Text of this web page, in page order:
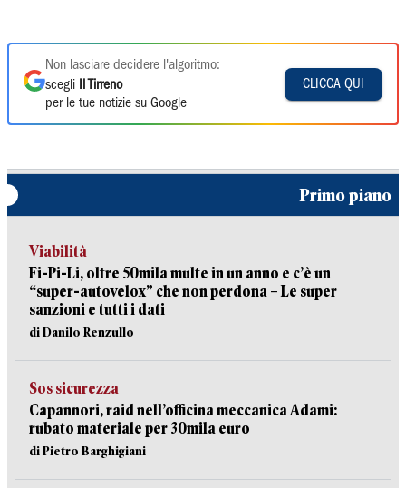
Non lasciare decidere l'algoritmo:
scegli
Il Tirreno
per le tue notizie su Google
CLICCA QUI
Primo piano
Viabilità
Fi-Pi-Li, oltre 50mila multe in un anno e c’è un
“super-autovelox” che non perdona – Le super
sanzioni e tutti i dati
di Danilo Renzullo
Sos sicurezza
Capannori, raid nell’officina meccanica Adami:
rubato materiale per 30mila euro
di Pietro Barghigiani